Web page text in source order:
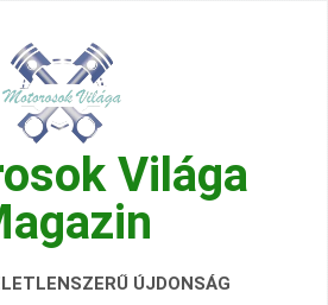
Világa
Egy Helyen!
ÚJDONSÁG